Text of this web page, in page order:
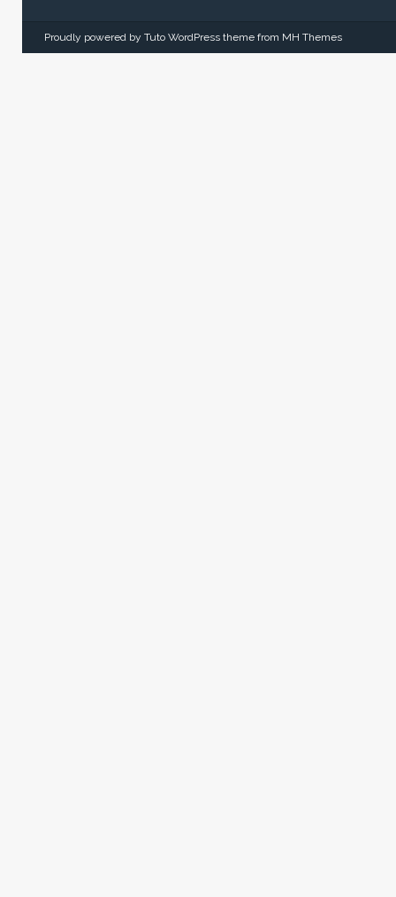
Proudly powered by Tuto WordPress theme from MH Themes